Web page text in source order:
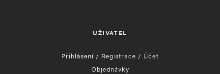
UŽIVATEL
Přihlášení / Registrace / Účet
Objednávky